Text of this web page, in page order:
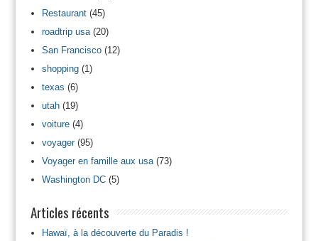
Restaurant(45)
roadtrip usa(20)
San Francisco(12)
shopping(1)
texas (6)
utah(19)
voiture(4)
voyager(95)
Voyager en famille aux usa(73)
Washington DC(5)
Articles récents
Hawaï, à la découverte du Paradis !